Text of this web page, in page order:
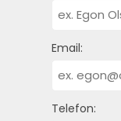
Email:
Telefon: